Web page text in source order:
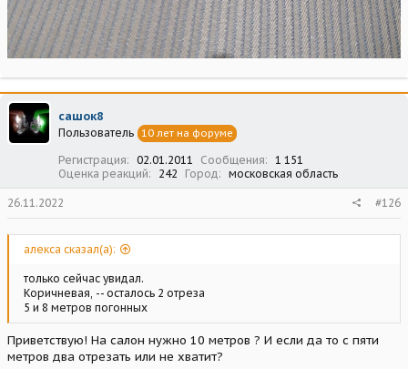
сашок8
Пользователь 10 лет на форуме
Регистрация 02.01.2011 Сообщения
1 151
Оценка реакций
242 Город московская область
26.11.2022 #126
алекса сказал(а):
только сейчас увидал.
Коричневая, -- осталось 2 отреза
5 и 8 метров погонных
Приветствую! На салон нужно 10 метров ? И если да то с пяти
метров два отрезать или не хватит?